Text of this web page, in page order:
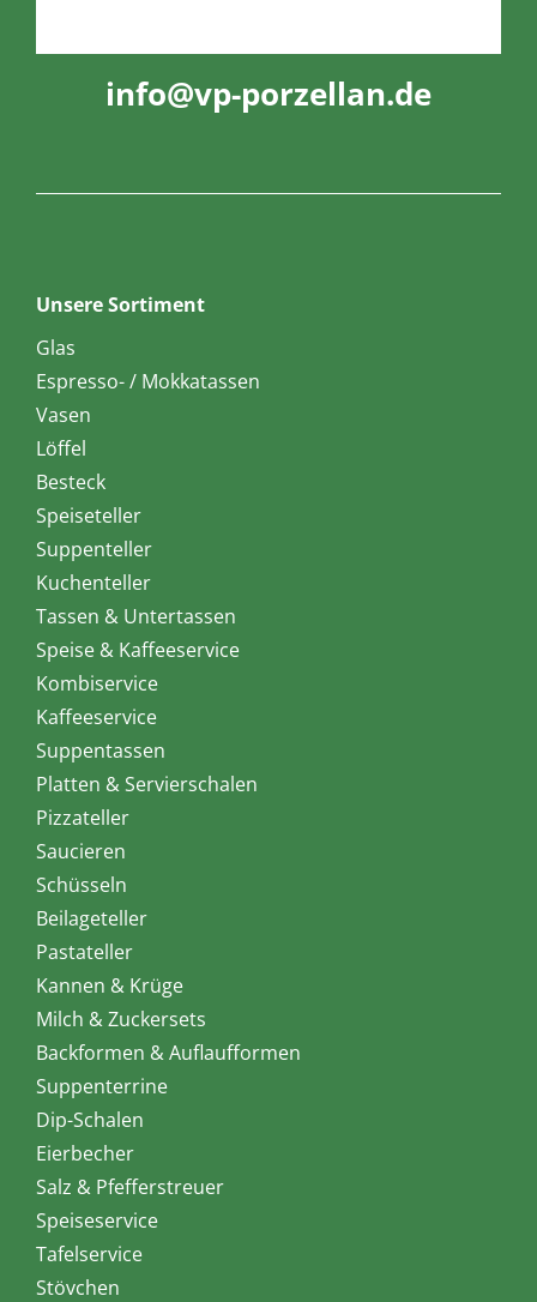
info@vp-porzellan.de
Unsere Sortiment
Glas
Espresso- / Mokkatassen
Vasen
Löffel
Besteck
Speiseteller
Suppenteller
Kuchenteller
Tassen & Untertassen
Speise & Kaffeeservice
Kombiservice
Kaffeeservice
Suppentassen
Platten & Servierschalen
Pizzateller
Saucieren
Schüsseln
Beilageteller
Pastateller
Kannen & Krüge
Milch & Zuckersets
Backformen & Auflaufformen
Suppenterrine
Dip-Schalen
Eierbecher
Salz & Pfefferstreuer
Speiseservice
Tafelservice
Stövchen